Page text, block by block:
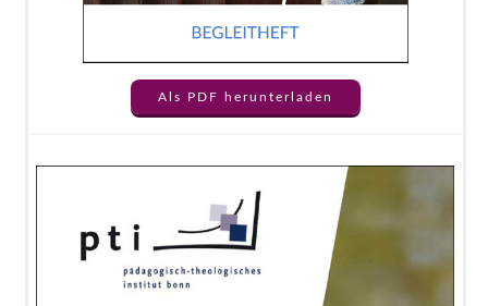
Als PDF herunterladen